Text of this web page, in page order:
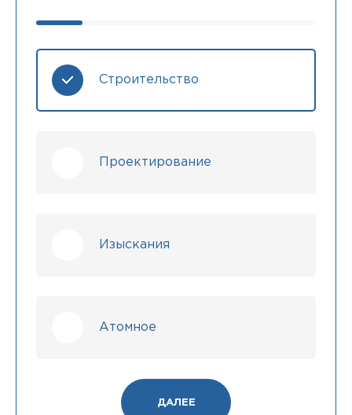
Строительство
Проектирование
Изыскания
Атомное
ДАЛЕЕ